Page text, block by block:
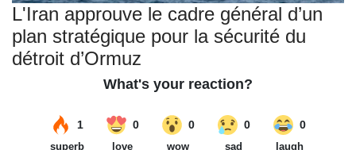
L'Iran approuve le cadre général d’un
plan stratégique pour la sécurité du
détroit d’Ormuz